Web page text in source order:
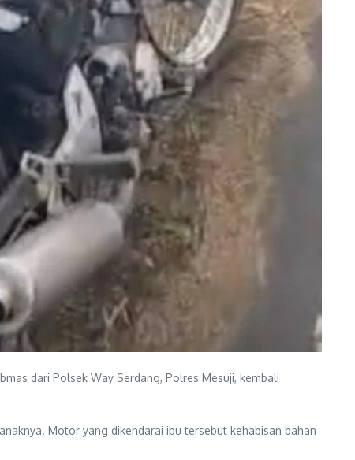
dari Polsek Way Serdang, Polres Mesuji, kembali
Motor yang dikendarai ibu tersebut kehabisan bahan